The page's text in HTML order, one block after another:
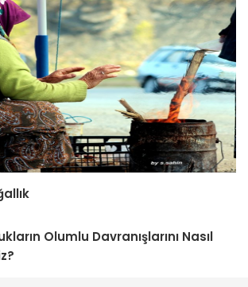
Olumlu Davranışlarını Nasıl